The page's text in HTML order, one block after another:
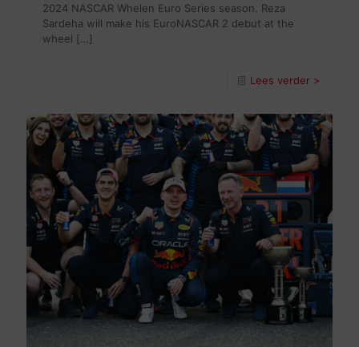
2024 NASCAR Whelen Euro Series season. Reza
Sardeha will make his EuroNASCAR 2 debut at the
wheel […]
Lees verder >